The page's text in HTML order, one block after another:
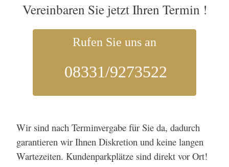
Vereinbaren Sie jetzt Ihren Termin !
Rufen Sie uns an
08331/9273522
Wir sind nach Terminvergabe für Sie da, dadurch
garantieren wir Ihnen Diskretion und keine langen
Wartezeiten. Kundenparkplätze sind direkt vor Ort!